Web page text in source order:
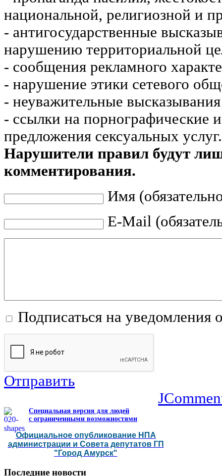
национальной, религиозной и
- антигосударственные
нарушению территориальной
- сообщения рекламного
- нарушение этики сетевого
- неуважительные
- ссылки на порнографические
предложения сексуальных услуг.
Нарушители правил будут
комментирования.
Имя
E-Mail
Подписаться на уведомления
Отправить
Специальная версия для людей
с ограниченными возможностями
Официальное опубликование НПА
администрации и Совета депутатов ГП
"Город Амурск"
Последние новости